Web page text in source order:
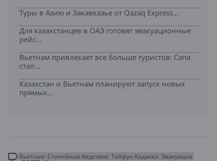
Туры в Азию и Закавказье от Qazaq Express...
Для казахстанцев в ОАЭ готовят эвакуационные
рейс...
Вьетнам привлекает все больше туристов: Сапа
стал...
Казахстан и Вьетнам планируют запуск новых
прямых...
Вьетнам Стихийные бедствия Тайфун Кадзики Эвакуация